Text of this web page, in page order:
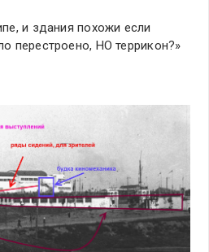
и здания похожи если
перестроено, НО террикон?»